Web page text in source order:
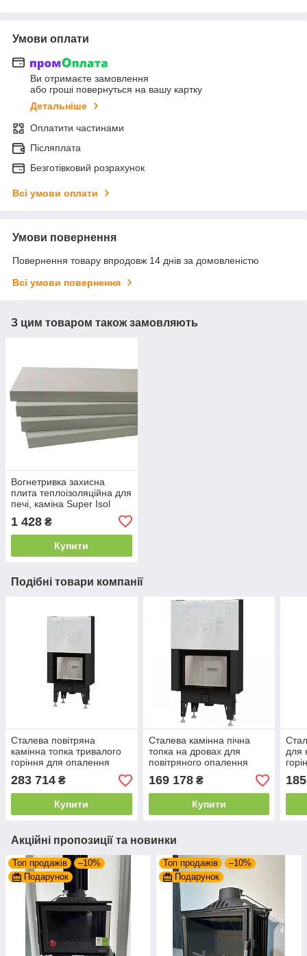
Умови оплати
Ви отримаєте замовлення
або гроші повернуться на вашу картку
Детальніше
Оплатити частинами
Післяплата
Безготівковий розрахунок
Всі умови оплати
Умови повернення
Повернення товару впродовж 14 днів за домовленістю
Всі умови повернення
З цим товаром також замовляють
Вогнетривка захисна
плита теплоізоляційна для
печі, каміна Super Isol
1000/610/30 мм Суперізол
21010028
1 428 ₴
Купити
Подібні товари компанії
Сталева повітряна
камінна топка тривалого
горіння для опалення
будинку Bef Therm V 6
PASSIVE з гільйотиною
283 714 ₴
Купити
Сталева камінна пічна
топка на дровах для
повітряного опалення
будинку Bef Therm V 7 з
гільйотиною
169 178₴
Купити
для
Акційні пропозиції та новинки
Топ продажів
–10%
Подарунок
Топ продажів
–10%
Подарунок